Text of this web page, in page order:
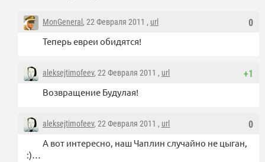
0
MonGeneral , 22 Февраля 2011 , url
Теперь евреи обидятся!
+1
aleksejtimofeev, 22 Февраля 2011 , url
Возвращение Будулая!
0
aleksejtimofeev, 22 Февраля 2011 , url
А вот интересно, наш Чаплин случайно не цыган,
:)…